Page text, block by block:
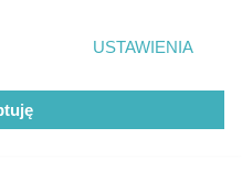
ustawień prywatności
rogu strony
wymagają zgody
się takiemu
miały zastosowanie tylko
USTAWIENIA